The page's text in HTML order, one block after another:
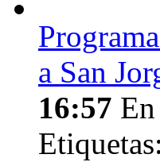
a San
16:57 En
Etiquetas: